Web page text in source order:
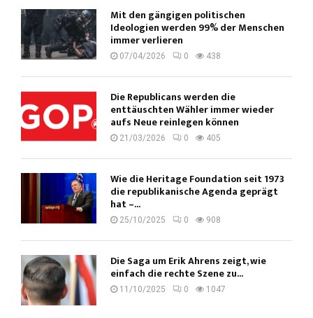
Mit den gängigen politischen
Ideologien werden 99% der Menschen
immer verlieren
07/04/2026 0 438
Die Republicans werden die
enttäuschten Wähler immer wieder
aufs Neue reinlegen können
21/03/2026 0 405
Wie die Heritage Foundation seit 1973
die republikanische Agenda geprägt
hat –...
25/10/2025 0 908
Die Saga um Erik Ahrens zeigt, wie
einfach die rechte Szene zu...
11/10/2025 0 1047